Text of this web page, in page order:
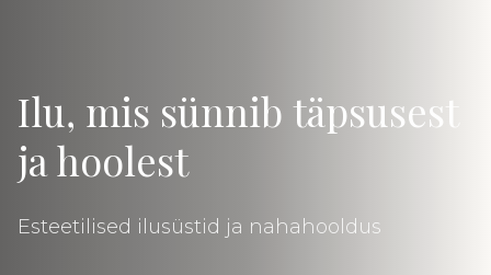
Ilu, mis sünnib täpsusest
ja hoolest
Esteetilised ilusüstid ja nahahooldus